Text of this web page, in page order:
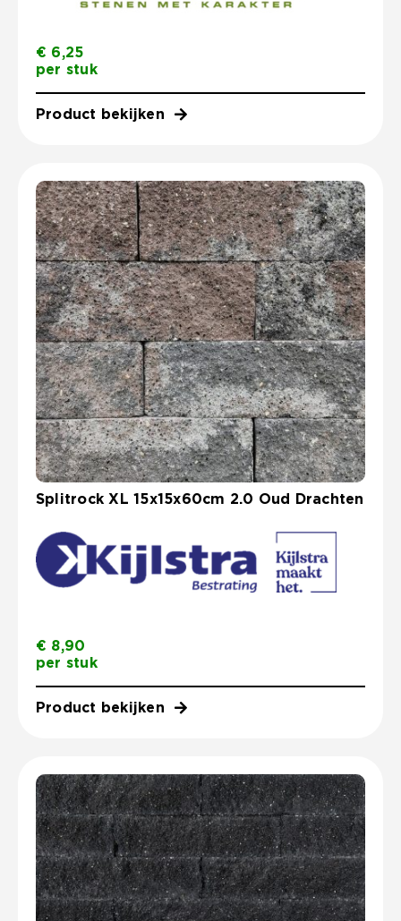
€ 6,25
per stuk
Product bekijken
Splitrock XL 15x15x60cm 2.0 Oud Drachten
€ 8,90
per stuk
Product bekijken